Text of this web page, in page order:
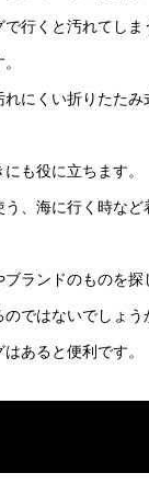
行くと汚れてし
にくい折りたたみ
も役に立ちます。
、海に行く時など
ランドのものを探
ではないでしょう
あると便利です。